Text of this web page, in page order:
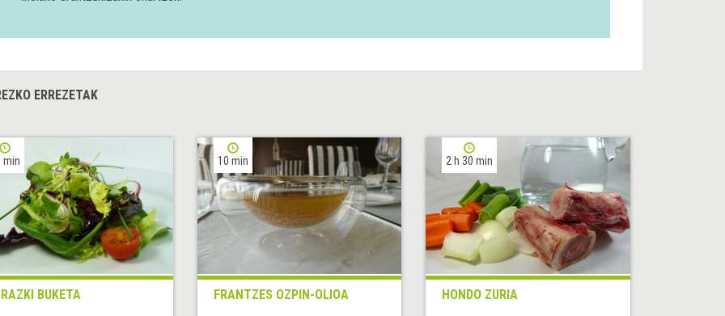
ERREZETAK
min
BUKETA
10 min
FRANTZES OZPIN-OLIOA
2 h 30 min
HONDO ZURIA